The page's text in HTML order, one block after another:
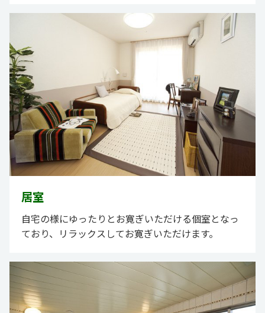
居室
自宅の様にゆったりとお寛ぎいただける個室となっ
ており、リラックスしてお寛ぎいただけます。